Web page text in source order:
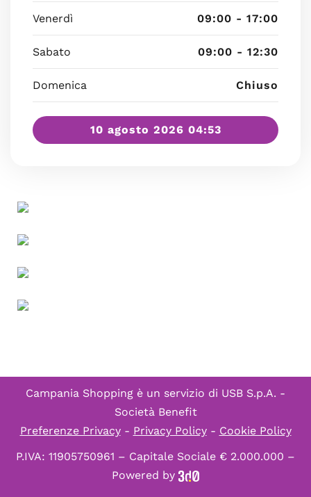
Venerdì 09:00 - 17:00
Sabato 09:00 - 12:30
Domenica Chiuso
10 agosto 2026 04:53
Campania Shopping è un servizio di USB S.p.A. -
Società Benefit
Preferenze Privacy- Privacy Policy- Cookie Policy
P.IVA: 11905750961 – Capitale Sociale € 2.000.000 –
Powered by